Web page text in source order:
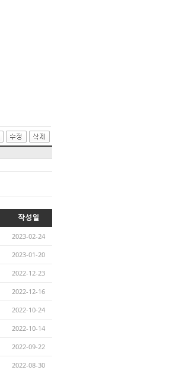
작성일
2023-02-24
2023-01-20
2022-12-23
2022-12-16
2022-10-24
2022-10-14
2022-09-22
2022-08-30